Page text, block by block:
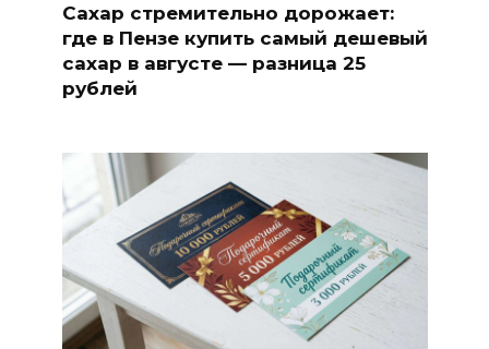
Сахар стремительно дорожает:
где в Пензе купить самый дешевый
сахар в августе — разница 25
рублей